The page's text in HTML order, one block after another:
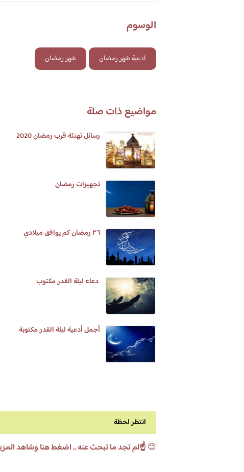
الوسوم
ادعية شهر رمضان شهر رمضان
مواضيع ذات صلة
رسائل تهنئة قرب رمضان 2020
تجهيزات رمضان
٢٦ رمضان كم يوافق ميلادي
دعاء ليلة القدر مكتوب
أجمل أدعية ليلة القدر مكتوبة
انتظر لحظة
😊☝️لم تجد ما تبحث عنه .. اضغط هنا وشاهد